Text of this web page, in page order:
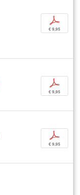
p
€ 9,95
p
€ 9,95
p
€ 9,95